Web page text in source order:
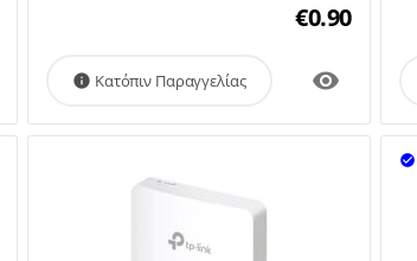
€0.90
Κατόπιν Παραγγελίας
 
